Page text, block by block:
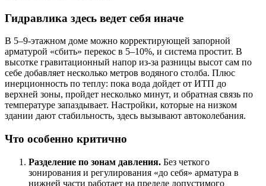
Гидравлика здесь ведет себя иначе
В 5–9‑этажном доме можно корректирующей запорной
арматурой «сбить» перекос в 5–10%, и система простит. В
высотке гравитационный напор из-за разницы высот сам по
себе добавляет несколько метров водяного столба. Плюс
инерционность по теплу: пока вода дойдет от ИТП до
верхней зоны, пройдет несколько минут, и обратная связь по
температуре запаздывает. Настройки, которые на низком
здании дают стабильность, здесь вызывают автоколебания.
Что особенно критично
Разделение по зонам давления. Без четкого
зонирования и регулирования «до себя» арматура в
нижней части работает на пределе допустимого